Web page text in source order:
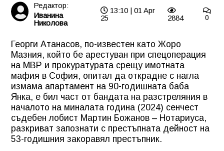
Редактор:
Иванина
Николова
13:10 | 01 Apr
25
2884 0
Георги Атанасов, по-известен като Жоро
Мазния, който бе арестуван при спецоперация
на МВР и прокуратурата срещу имотната
мафия в София, опитал да открадне с нагла
измама апартамент на 90-годишната баба
Янка, е бил част от бандата на разстреляния в
началото на миналата година (2024) сенчест
съдебен лобист Мартин Божанов – Нотариуса,
разкриват запознати с престъпната дейност на
53-годишния закоравял престъпник.